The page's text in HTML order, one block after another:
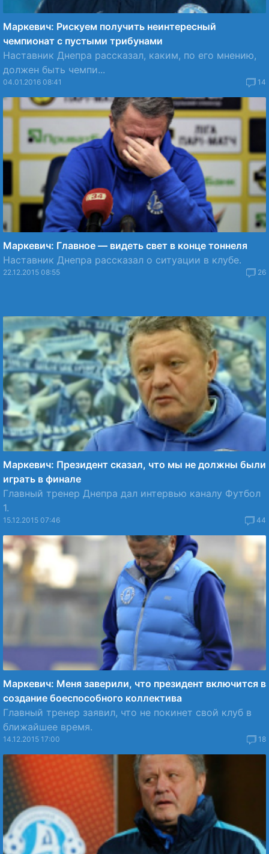
Маркевич: Рискуем получить неинтересный
чемпионат с пустыми трибунами
Наставник Днепра рассказал, каким, по его мнению,
должен быть чемпи...
04.01.2016 08:41 14
Маркевич: Главное — видеть свет в конце тоннеля
Наставник Днепра рассказал о ситуации в клубе.
22.12.2015 08:55 26
Маркевич: Президент сказал, что мы не должны были
играть в финале
Главный тренер Днепра дал интервью каналу Футбол
1.
15.12.2015 07:46 44
Маркевич: Меня заверили, что президент включится в
создание боеспособного коллектива
Главный тренер заявил, что не покинет свой клуб в
ближайшее время.
14.12.2015 17:00 18